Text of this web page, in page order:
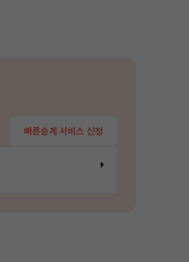
빠른승계 서비스 신청